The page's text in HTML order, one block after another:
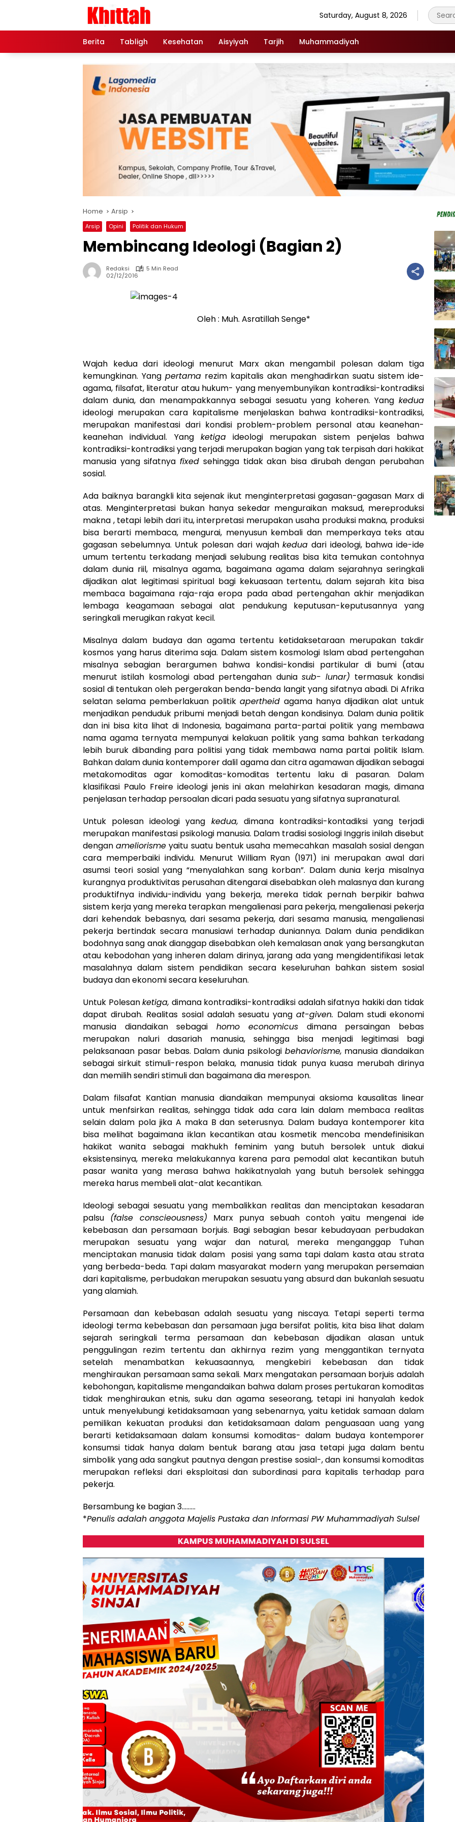
Saturday, August 8, 2026
Berita Tabligh Kesehatan Aisyiyah Tarjih Muhammadiyah
Home Arsip
Arsip Opini Politik dan Hukum
Membincang Ideologi (Bagian 2)
Redaksi
5 Min Read
02/12/2016
Oleh : Muh. Asratillah Senge*
Wajah kedua dari ideologi menurut Marx akan mengambil polesan dalam tiga
kemungkinan. Yang pertama rezim kapitalis akan menghadirkan suatu sistem ide-
agama, filsafat, literatur atau hukum- yang menyembunyikan kontradiksi-kontradiksi
dalam dunia, dan menampakkannya sebagai sesuatu yang koheren. Yang kedua
ideologi merupakan cara kapitalisme menjelaskan bahwa kontradiksi-kontradiksi,
merupakan manifestasi dari kondisi problem-problem personal atau keanehan-
keanehan individual. Yang ketigaideologi merupakan sistem penjelas bahwa
kontradiksi-kontradiksi yang terjadi merupakan bagian yang tak terpisah dari hakikat
manusia yang sifatnyafixed sehingga tidak akan bisa dirubah dengan perubahan
sosial.
Ada baiknya barangkli kita sejenak ikut menginterpretasi gagasan-gagasan Marx di
atas. Menginterpretasi bukan hanya sekedar menguraikan maksud, mereproduksi
makna , tetapi lebih dari itu, interpretasi merupakan usaha produksi makna, produksi
bisa berarti membaca, mengurai, menyusun kembali dan memperkaya teks atau
gagasan sebelumnya. Untuk polesan dari wajahkedua dari ideologi, bahwa ide-ide
umum tertentu terkadang menjadi selubung realitas bisa kita temukan contohnya
dalam dunia riil, misalnya agama, bagaimana agama dalam sejarahnya seringkali
dijadikan alat legitimasi spiritual bagi kekuasaan tertentu, dalam sejarah kita bisa
membaca bagaimana raja-raja eropa pada abad pertengahan akhir menjadikan
lembaga keagamaan sebagai alat pendukung keputusan-keputusannya yang
seringkali merugikan rakyat kecil.
Misalnya dalam budaya dan agama tertentu ketidaksetaraan merupakan takdir
kosmos yang harus diterima saja. Dalam sistem kosmologi Islam abad pertengahan
misalnya sebagian berargumen bahwa kondisi-kondisi partikular di bumi (atau
menurut istilah kosmologi abad pertengahan dunia sub- lunar) termasuk kondisi
sosial di tentukan oleh pergerakan benda-benda langit yang sifatnya abadi. Di Afrika
selatan selama pemberlakuan politikapertheid agama hanya dijadikan alat untuk
menjadikan penduduk pribumi menjadi betah dengan kondisinya. Dalam dunia politik
dan ini bisa kita lihat di Indonesia, bagaimana parta-partai politik yang membawa
nama agama ternyata mempunyai kelakuan politik yang sama bahkan terkadang
lebih buruk dibanding para politisi yang tidak membawa nama partai politik Islam.
Bahkan dalam dunia kontemporer dalil agama dan citra agamawan dijadikan sebagai
metakomoditas agar komoditas-komoditas tertentu laku di pasaran. Dalam
klasifikasi Paulo Freire ideologi jenis ini akan melahirkan kesadaran magis, dimana
penjelasan terhadap persoalan dicari pada sesuatu yang sifatnya supranatural.
Untuk polesan ideologi yang kedua, dimana kontradiksi-kontadiksi yang terjadi
merupakan manifestasi psikologi manusia. Dalam tradisi sosiologi Inggris inilah disebut
denganameliorisme yaitu suatu bentuk usaha memecahkan masalah sosial dengan
cara memperbaiki individu. Menurut William Ryan (1971) ini merupakan awal dari
asumsi teori sosial yang “menyalahkan sang korban”. Dalam dunia kerja misalnya
kurangnya produktivitas perusahan ditengarai disebabkan oleh malasnya dan kurang
produktifnya individu-individu yang bekerja, mereka tidak pernah berpikir bahwa
sistem kerja yang mereka terapkan mengalienasi para pekerja, mengalienasi pekerja
dari kehendak bebasnya, dari sesama pekerja, dari sesama manusia, mengalienasi
pekerja bertindak secara manusiawi terhadap duniannya. Dalam dunia pendidikan
bodohnya sang anak dianggap disebabkan oleh kemalasan anak yang bersangkutan
atau kebodohan yang inheren dalam dirinya, jarang ada yang mengidentifikasi letak
masalahnya dalam sistem pendidikan secara keseluruhan bahkan sistem sosial
budaya dan ekonomi secara keseluruhan.
Untuk Polesanketiga, dimana kontradiksi-kontradiksi adalah sifatnya hakiki dan tidak
dapat dirubah. Realitas sosial adalah sesuatu yangat-given. Dalam studi ekonomi
manusia diandaikan sebagai homo economicus dimana persaingan bebas
merupakan naluri dasariah manusia, sehingga bisa menjadi legitimasi bagi
pelaksanaan pasar bebas. Dalam dunia psikologi behaviorisme, manusia diandaikan
sebagai sirkuit stimuli-respon belaka, manusia tidak punya kuasa merubah dirinya
dan memilih sendiri stimuli dan bagaimana dia merespon.
Dalam filsafat Kantian manusia diandaikan mempunyai aksioma kausalitas linear
untuk menfsirkan realitas, sehingga tidak ada cara lain dalam membaca realitas
selain dalam pola jika A maka B dan seterusnya. Dalam budaya kontemporer kita
bisa melihat bagaimana iklan kecantikan atau kosmetik mencoba mendefinisikan
hakikat wanita sebagai makhukh feminim yang butuh bersolek untuk diakui
eksistensinya, mereka melakukannya karena para pemodal alat kecantikan butuh
pasar wanita yang merasa bahwa hakikatnyalah yang butuh bersolek sehingga
mereka harus membeli alat-alat kecantikan.
Ideologi sebagai sesuatu yang membalikkan realitas dan menciptakan kesadaran
palsu (false conscieousness) Marx punya sebuah contoh yaitu mengenai ide
kebebasan dan persamaan borjuis. Bagi sebagian besar kebudayaan perbudakan
merupakan sesuatu yang wajar dan natural, mereka menganggap Tuhan
menciptakan manusia tidak dalam posisi yang sama tapi dalam kasta atau strata
yang berbeda-beda. Tapi dalam masyarakat modern yang merupakan persemaian
dari kapitalisme, perbudakan merupakan sesuatu yang absurd dan bukanlah sesuatu
yang alamiah.
Persamaan dan kebebasan adalah sesuatu yang niscaya. Tetapi seperti terma
ideologi terma kebebasan dan persamaan juga bersifat politis, kita bisa lihat dalam
sejarah seringkali terma persamaan dan kebebasan dijadikan alasan untuk
penggulingan rezim tertentu dan akhirnya rezim yang menggantikan ternyata
setelah menambatkan kekuasaannya, mengkebiri kebebasan dan tidak
menghiraukan persamaan sama sekali. Marx mengatakan persamaan borjuis adalah
kebohongan, kapitalisme mengandaikan bahwa dalam proses pertukaran komoditas
tidak menghiraukan etnis, suku dan agama seseorang, tetapi ini hanyalah kedok
untuk menyelubungi ketidaksamaan yang sebenarnya, yaitu ketidak samaan dalam
pemilikan kekuatan produksi dan ketidaksamaan dalam penguasaan uang yang
berarti ketidaksamaan dalam konsumsi komoditas- dalam budaya kontemporer
konsumsi tidak hanya dalam bentuk barang atau jasa tetapi juga dalam bentu
simbolik yang ada sangkut pautnya dengan prestise sosial-, dan konsumsi komoditas
merupakan refleksi dari eksploitasi dan subordinasi para kapitalis terhadap para
pekerja.
Bersambung ke bagian 3………
*Penulis adalah anggota Majelis Pustaka dan Informasi PW Muhammadiyah Sulsel
KAMPUS MUHAMMADIYAH DI SULSEL